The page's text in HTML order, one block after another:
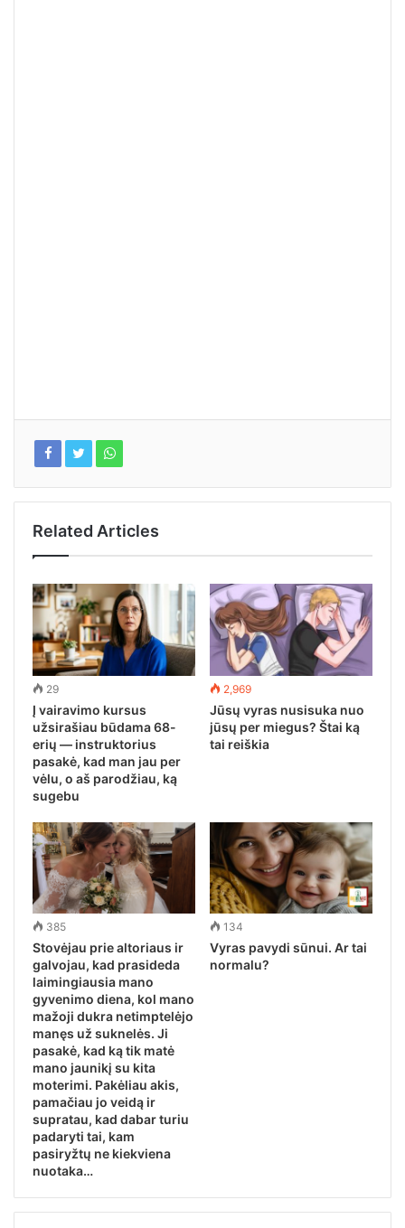
Related Articles
29
Į vairavimo kursus
užsirašiau būdama 68-
erių — instruktorius
pasakė, kad man jau per
vėlu, o aš parodžiau, ką
sugebu
2,969
Jūsų vyras nusisuka nuo
jūsų per miegus? Štai ką
tai reiškia
385
Stovėjau prie altoriaus ir
galvojau, kad prasideda
laimingiausia mano
gyvenimo diena, kol mano
mažoji dukra netimptelėjo
manęs už suknelės. Ji
pasakė, kad ką tik matė
mano jaunikį su kita
moterimi. Pakėliau akis,
pamačiau jo veidą ir
supratau, kad dabar turiu
padaryti tai, kam
pasiryžtų ne kiekviena
nuotaka…
134
Vyras pavydi sūnui. Ar tai
normalu?